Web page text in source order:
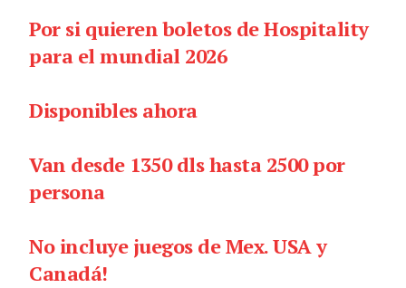
Por si quieren boletos de Hospitality
para el mundial 2026
Disponibles ahora
Van desde 1350 dls hasta 2500 por
persona
No incluye juegos de Mex. USA y
Canadá!